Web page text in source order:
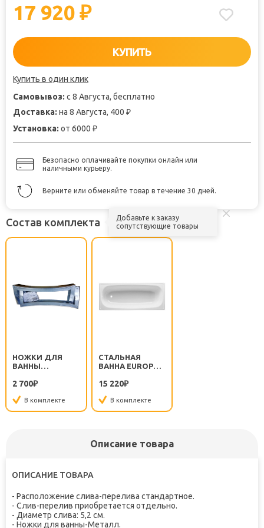
17 920 ₽
КУПИТЬ
Купить в один клик
Самовывоз: с 8 Августа, бесплатно
Доставка: на 8 Августа, 400 ₽
Установка: от 6000 ₽
Безопасно оплачивайте покупки онлайн или
наличными курьеру.
Верните или обменяйте товар в течение 30 дней.
Состав комплекта
Добавьте к заказу
сопутствующие товары
НОЖКИ ДЛЯ
ВАННЫ
APMROS100
2 700₽
В комплекте
СТАЛЬНАЯ
ВАННА EUROPA
БЕЗ ОПОРЫ
15 220₽
В комплекте
Описание товара
ОПИСАНИЕ ТОВАРА
- Расположение слива-перелива стандартное.
- Слив-перелив приобретается отдельно.
- Диаметр слива: 5,2 см.
- Ножки для ванны-Металл.